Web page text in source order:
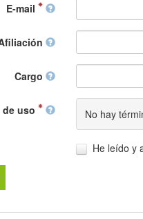
E-mail
Cargo
uso No hay
He leído y